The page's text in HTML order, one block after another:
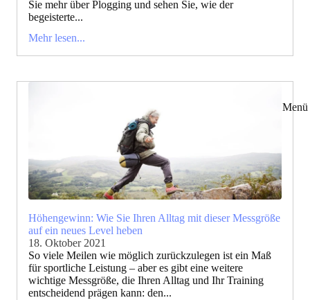
Menü
Sie mehr über Plogging und sehen Sie, wie der
begeisterte...
Mehr lesen...
Höhengewinn: Wie Sie Ihren Alltag mit dieser Messgröße
auf ein neues Level heben
18. Oktober 2021
So viele Meilen wie möglich zurückzulegen ist ein Maß
für sportliche Leistung – aber es gibt eine weitere
wichtige Messgröße, die Ihren Alltag und Ihr Training
entscheidend prägen kann: den...